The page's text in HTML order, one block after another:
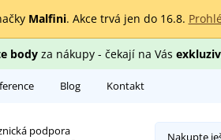
Malfini. Akce trvá jen do 16.8.
bodyza nákupy - čekají na Vás
Blog Kontakt
podpora Nakupte